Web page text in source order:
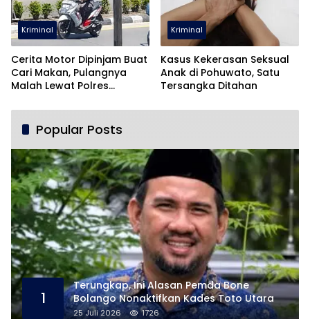
Kriminal
Cerita Motor Dipinjam Buat
Cari Makan, Pulangnya
Malah Lewat Polres
Kriminal
Kasus Kekerasan Seksual
Anak di Pohuwato, Satu
Tersangka Ditahan
Popular Posts
1
Terungkap, Ini Alasan Pemda Bone
Bolango Nonaktifkan Kades Toto Utara
25 Juli 2026 1726